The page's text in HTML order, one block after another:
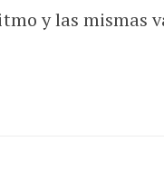
y las mismas